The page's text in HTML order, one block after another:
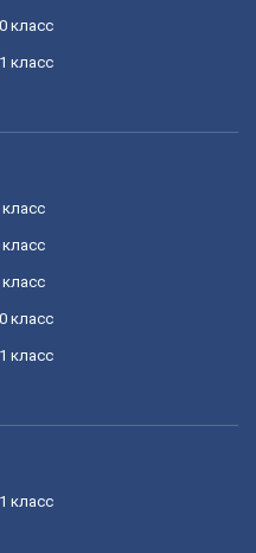
класс
класс
класс
класс
класс
класс
класс
класс